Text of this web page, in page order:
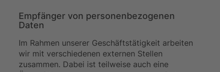
Empfänger von personenbezogenen
Daten
Im Rahmen unserer Geschäftstätigkeit arbeiten
wir mit verschiedenen externen Stellen
zusammen. Dabei ist teilweise auch eine